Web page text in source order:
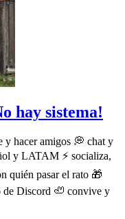
hay sistema!
y hacer amigos 💭 chat y
y LATAM ⚡ socializa,
quién pasar el rato 🎁
de Discord 🦥 convive y